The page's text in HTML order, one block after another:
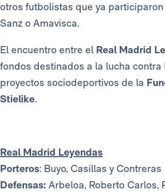
otros futbolistas que ya
Sanz o Amavisca.
El encuentro entre el Real Madrid
fondos destinados a la lucha
proyectos sociodeportivos de la
Stielike.
Real Madrid Leyendas
Porteros: Buyo, Casillas y Contreras
Defensas: Arbeloa, Roberto Carlos,